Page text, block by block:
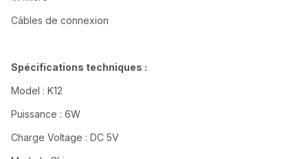
Câbles de connexion
Spécifications techniques :
Model : K12
Puissance : 6W
Charge Voltage : DC 5V